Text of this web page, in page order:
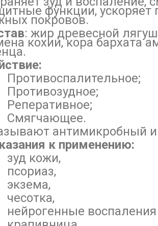
функции, ускоряет
покровов.
: жир древесной
кохии, кора бархата
антимикробный
к применению:
кожи,
воспаления